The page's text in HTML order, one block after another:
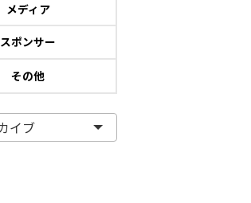
メディア
スポンサー
その他